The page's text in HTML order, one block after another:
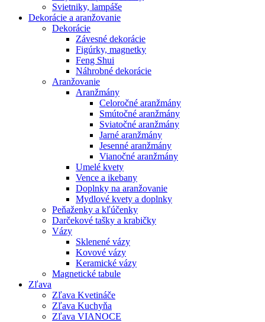
Svietniky, lampáše
Dekorácie a aranžovanie
Dekorácie
Závesné dekorácie
Figúrky, magnetky
Feng Shui
Náhrobné dekorácie
Aranžovanie
Aranžmány
Celoročné aranžmány
Smútočné aranžmány
Sviatočné aranžmány
Jarné aranžmány
Jesenné aranžmány
Vianočné aranžmány
Umelé kvety
Vence a ikebany
Doplnky na aranžovanie
Mydlové kvety a doplnky
Peňaženky a kľúčenky
Darčekové tašky a krabičky
Vázy
Sklenené vázy
Kovové vázy
Keramické vázy
Magnetické tabule
Zľava
Zľava Kvetináče
Zľava Kuchyňa
Zľava VIANOCE